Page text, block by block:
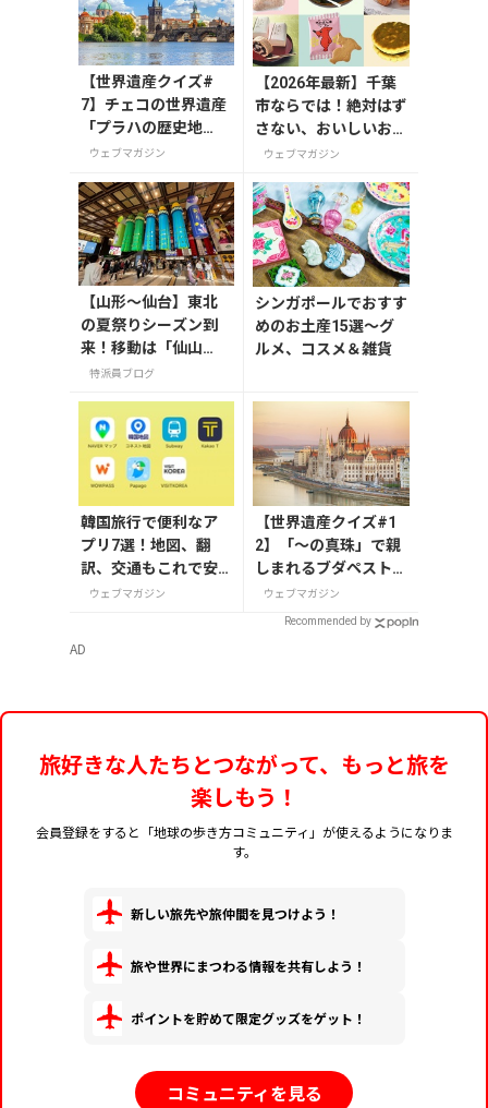
【世界遺産クイズ#
7】チェコの世界遺産
「プラハの歴史地
区」を流れる川の名
ウェブマガジン
【2026年最新】千葉
市ならでは！絶対はず
さない、おいしいお土
産10選
ウェブマガジン
【山形〜仙台】東北
の夏祭りシーズン到
来！移動は「仙山
線」と「高速バス」
特派員ブログ
シンガポールでおすす
めのお土産15選～グ
ルメ、コスメ＆雑貨
韓国旅行で便利なア
プリ7選！地図、翻
訳、交通もこれで安
心ウェブマガジン
【世界遺産クイズ#1
2】「～の真珠」で親
しまれるブダペストの
愛称は何？
ウェブマガジン
Recommended by
AD
旅好きな人たちとつながって、もっと旅を
楽しもう！
会員登録をすると「地球の歩き方コミュニティ」が使えるようになりま
す。
新しい旅先や旅仲間を見つけよう！
旅や世界にまつわる情報を共有しよう！
ポイントを貯めて限定グッズをゲット！
コミュニティを見る